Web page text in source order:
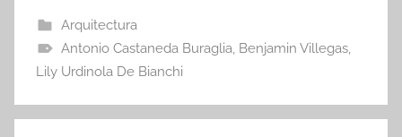
Arquitectura
Antonio Castaneda Buraglia Benjamin Villegas,
Lily Urdinola De Bianchi